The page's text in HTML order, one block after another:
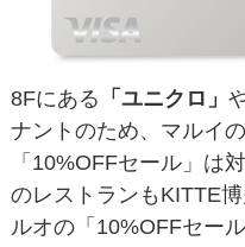
8Fにある 「ユニクロ」
ナントのため、マルイ
「10%OFFセール」は
のレストランもKITTE
ルオの「10%OFFセー